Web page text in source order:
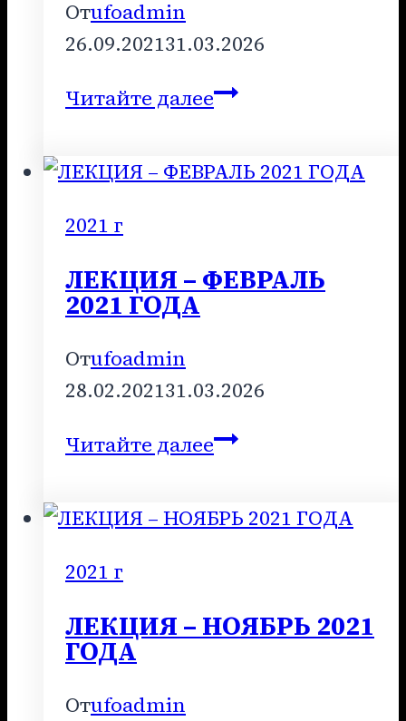
Отufoadmin
26.09.202131.03.2026
Читайте далееЛЕКЦИЯ
СЕНТЯБРЬ
2021
2021 г
ЛЕКЦИЯ – ФЕВРАЛЬ
2021 ГОДА
Отufoadmin
28.02.202131.03.2026
Читайте далееЛЕКЦИЯ
ФЕВРАЛЬ
2021
2021 г
ЛЕКЦИЯ – НОЯБРЬ 2021
ГОДА
Отufoadmin